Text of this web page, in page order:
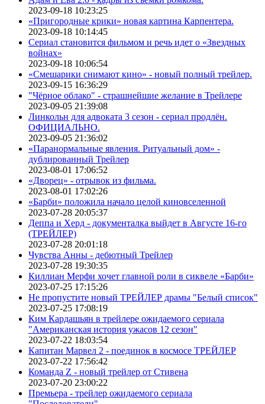
2023-09-18 10:23:25
«Пригородные крики» новая картина Карпентера.
2023-09-18 10:14:45
Сериал становится фильмом и речь идет о «Звездных
войнах»
2023-09-18 10:06:54
«Смешарики снимают кино» - новый полный трейлер.
2023-09-15 16:36:29
"Чёрное облако" - страшнейшие желание в Трейлере
2023-09-05 21:39:08
Линкольн для адвоката 3 сезон - сериал продлён.
ОФИЦИАЛЬНО.
2023-09-05 21:36:02
«Паранормальные явления. Ритуальный дом» -
дублированный Трейлер
2023-08-01 17:06:52
«Дворец» - отрывок из фильма.
2023-08-01 17:02:26
«Барби» положила начало целой киновселенной
2023-07-28 20:05:37
Деппа и Херд - документалка выйдет в Августе 16-го
(ТРЕЙЛЕР)
2023-07-28 20:01:18
Чувства Анны - дебютный Трейлер
2023-07-28 19:30:35
Киллиан Мерфи хочет главной роли в сиквеле «Барби»
2023-07-25 17:15:26
Не пропустите новый ТРЕЙЛЕР драмы "Белый список"
2023-07-25 17:08:19
Ким Кардашьян в трейлере ожидаемого сериала
"Американская история ужасов 12 сезон"
2023-07-22 18:03:54
Капитан Марвел 2 - поединок в космосе ТРЕЙЛЕР
2023-07-22 17:56:42
Команда Z - новый трейлер от Стивена
2023-07-20 23:00:22
Премьера - трейлер ожидаемого сериала